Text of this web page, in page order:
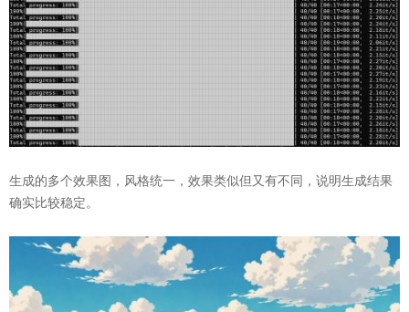
生成的多个效果图，风格统一，效果类似但又有不同，说明生成结果
确实比较稳定。